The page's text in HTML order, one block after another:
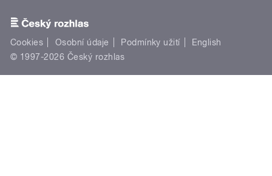
Cookies Osobní údaje Podmínky užití
English
© 1997-2026 Český rozhlas